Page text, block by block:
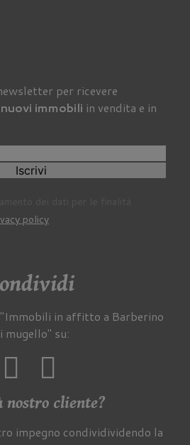
per ricevere
immobili in vendita e in
Iscrivi
policy.
in affitto a Barberino
mugello" su:
nostro cliente?
impegno condividividendo la